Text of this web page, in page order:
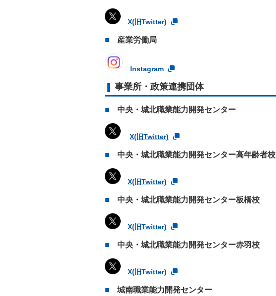
X(旧Twitter)
産業労働局
Instagram
事業所・政策連携団体
中央・城北職業能力開発センター
X(旧Twitter)
中央・城北職業能力開発センター高年齢者校
X(旧Twitter)
中央・城北職業能力開発センター板橋校
X(旧Twitter)
中央・城北職業能力開発センター赤羽校
X(旧Twitter)
城南職業能力開発センター